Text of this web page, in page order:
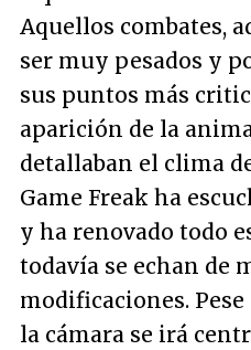
Aquellos combates,
ser muy pesados y
sus puntos más
aparición de la
detallaban el clima
Game Freak ha
y ha renovado todo
todavía se echan de
modificaciones.
la cámara se irá